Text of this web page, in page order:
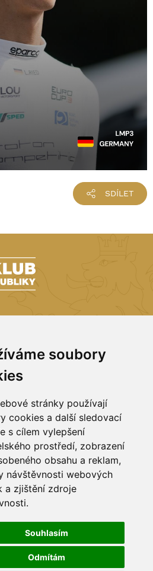
soubory
stránky používají
cookies a další sledovací
s cílem vylepšení
prostředí, zobrazení
obsahu a reklam,
návštěvnosti webových
a zjištění zdroje
Souhlasím
Odmítám
SDÍLET
00 Praha 1